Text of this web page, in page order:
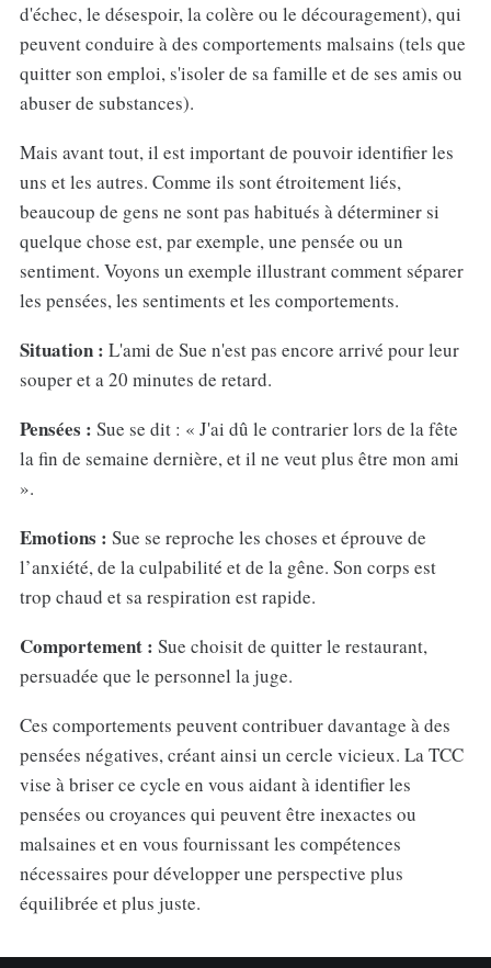
d'échec, le désespoir, la colère ou le découragement), qui
peuvent conduire à des comportements malsains (tels que
quitter son emploi, s'isoler de sa famille et de ses amis ou
abuser de substances).
Mais avant tout, il est important de pouvoir identifier les
uns et les autres. Comme ils sont étroitement liés,
beaucoup de gens ne sont pas habitués à déterminer si
quelque chose est, par exemple, une pensée ou un
sentiment. Voyons un exemple illustrant comment séparer
les pensées, les sentiments et les comportements.
Situation : L'ami de Sue n'est pas encore arrivé pour leur
souper et a 20 minutes de retard.
Pensées : Sue se dit : « J'ai dû le contrarier lors de la fête
la fin de semaine dernière, et il ne veut plus être mon ami
».
Emotions : Sue se reproche les choses et éprouve de
l’anxiété, de la culpabilité et de la gêne. Son corps est
trop chaud et sa respiration est rapide.
Comportement : Sue choisit de quitter le restaurant,
persuadée que le personnel la juge.
Ces comportements peuvent contribuer davantage à des
pensées négatives, créant ainsi un cercle vicieux. La TCC
vise à briser ce cycle en vous aidant à identifier les
pensées ou croyances qui peuvent être inexactes ou
malsaines et en vous fournissant les compétences
nécessaires pour développer une perspective plus
équilibrée et plus juste.